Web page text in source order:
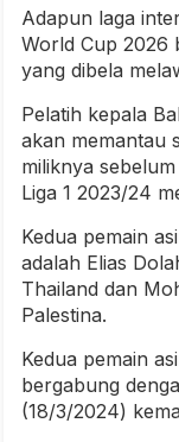
Adapun laga
World Cup 2026
yang dibela
Pelatih kepala
akan memantau
miliknya
Liga 1 2023/24
Kedua pemain
adalah Elias
Thailand dan
Palestina.
Kedua pemain
bergabung
(18/3/2024)